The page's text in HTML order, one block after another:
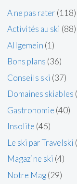
A ne pas rater (118)
Activités au ski (88)
Allgemein (1)
Bons plans (36)
Conseils ski (37)
Domaines skiables
Gastronomie (40)
Insolite (45)
Le ski par Travelski
Magazine ski (4)
Notre Mag(29)